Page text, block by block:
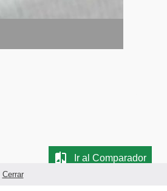
Cerrar
Ir al Comparador